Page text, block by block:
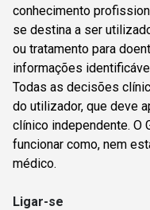
conhecimento
se destina a ser
ou tratamento para
informações
Todas as decisões
do utilizador, que deve
clínico independente. O
funcionar como, nem
médico.
Ligar-se